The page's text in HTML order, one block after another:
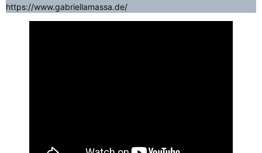
https://www.gabriellamassa.de/